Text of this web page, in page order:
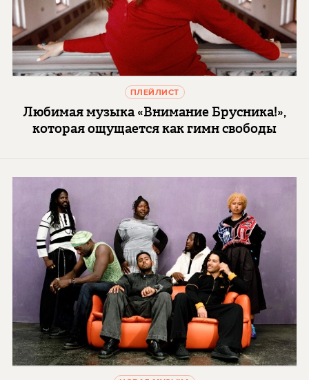
ПЛЕЙЛИСТ
Любимая музыка «Внимание Брусника!»,
которая ощущается как гимн свободы